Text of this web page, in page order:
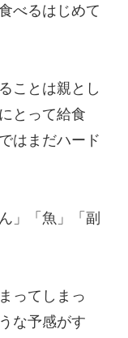
べるはじめて
ことは親とし
とって給食
はまだハード
」「魚」「副
ってしまっ
な予感がす